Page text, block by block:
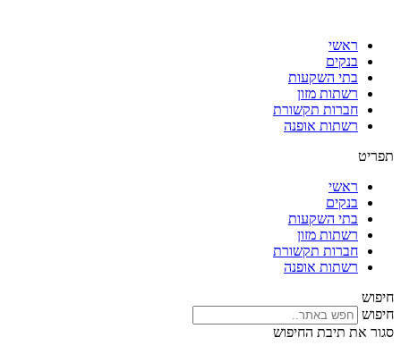
ראשי
בנקים
בתי השקעות
רשתות מזון
חברות תקשורת
רשתות אופנה
תפריט
ראשי
בנקים
בתי השקעות
רשתות מזון
חברות תקשורת
רשתות אופנה
חיפוש
חיפוש
סגור את תיבת החיפוש